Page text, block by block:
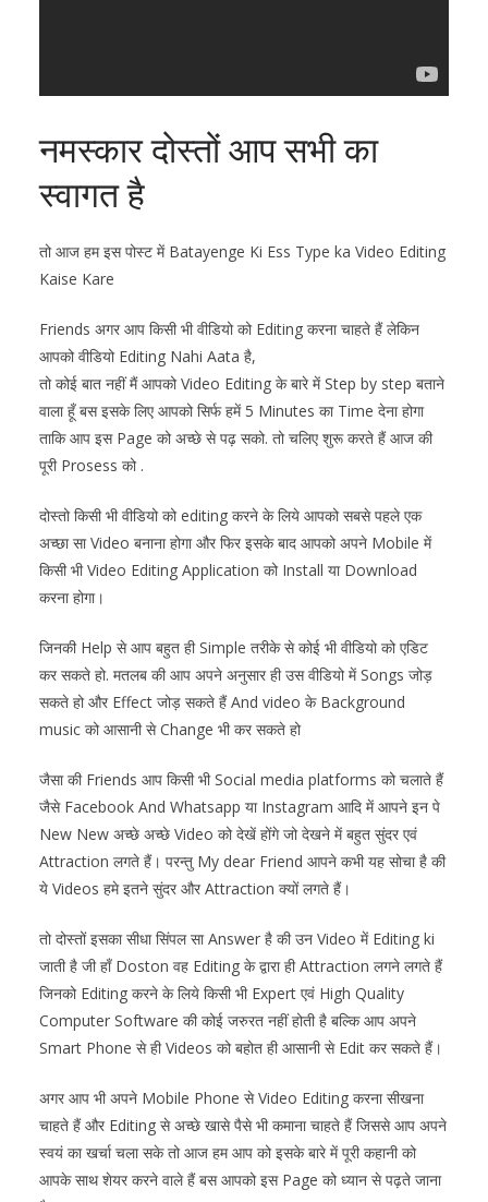
नमस्कार दोस्तों आप सभी का
स्वागत है
तो आज हम इस पोस्ट में Batayenge Ki Ess Type ka Video Editing
Kaise Kare
Friends अगर आप किसी भी वीडियो को Editing करना चाहते हैं लेकिन
आपको वीडियो Editing Nahi Aata है,
तो कोई बात नहीं मैं आपको Video Editing के बारे में Step by step बताने
वाला हूँ बस इसके लिए आपको सिर्फ हमें 5 Minutes का Time देना होगा
ताकि आप इस Page को अच्छे से पढ़ सको. तो चलिए शुरू करते हैं आज की
पूरी Prosess को .
दोस्तो किसी भी वीडियो को editing करने के लिये आपको सबसे पहले एक
अच्छा सा Video बनाना होगा और फिर इसके बाद आपको अपने Mobile में
किसी भी Video Editing Application को Install या Download
करना होगा।
जिनकी Help से आप बहुत ही Simple तरीके से कोई भी वीडियो को एडिट
कर सकते हो. मतलब की आप अपने अनुसार ही उस वीडियो में Songs जोड़
सकते हो और Effect जोड़ सकते हैं And video के Background
music को आसानी से Change भी कर सकते हो
जैसा की Friends आप किसी भी Social media platforms को चलाते हैं
जैसे Facebook And Whatsapp या Instagram आदि में आपने इन पे
New New अच्छे अच्छे Video को देखें होंगे जो देखने में बहुत सुंदर एवं
Attraction लगते हैं। परन्तु My dear Friend आपने कभी यह सोचा है की
ये Videos हमे इतने सुंदर और Attraction क्यों लगते हैं।
तो दोस्तों इसका सीधा सिंपल सा Answer है की उन Video में Editing ki
जाती है जी हाँ Doston वह Editing के द्वारा ही Attraction लगने लगते हैं
जिनको Editing करने के लिये किसी भी Expert एवं High Quality
Computer Software की कोई जरुरत नहीं होती है बल्कि आप अपने
Smart Phone से ही Videos को बहोत ही आसानी से Edit कर सकते हैं।
अगर आप भी अपने Mobile Phone से Video Editing करना सीखना
चाहते हैं और Editing से अच्छे खासे पैसे भी कमाना चाहते हैं जिससे आप अपने
स्वयं का खर्चा चला सके तो आज हम आप को इसके बारे में पूरी कहानी को
आपके साथ शेयर करने वाले हैं बस आपको इस Page को ध्यान से पढ़ते जाना